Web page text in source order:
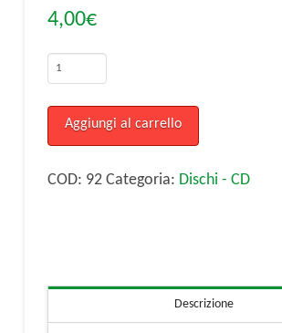
4,00€
Donna
/Barbra
Streisand
No
is
Aggiungi al carrello
COD: 92 Categoria: Dischi - CD
Descrizione